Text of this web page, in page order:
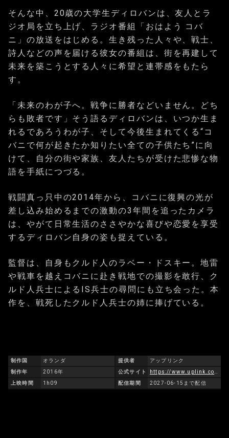
そんな中、20歳の大学生ディロバンは、友人とラ
ジオ局を立ち上げ、ラジオ番組「おはよう コバ
ニ」の放送をはじめる。生き残った人々や、戦士、
詩人などの声を届ける彼女の番組は、街を再建して
未来を築こうとする人々に希望と連帯感をもたら
す。
「未来のわが子へ。戦争に勝者などいません。どち
らも敗者です」そう語るディロバンは、いつか生ま
れるであろうわが子、そして今後生まれてくる“コ
バニで何が起きたか知りたい全ての子供たち”に向
けて、自分の街や家族、友人たちが受けた悲惨な物
語を手紙につづる。
戦闘真っ只中の2014年から、コバニに復興の光が
差し込み始めるまでの激動の3年間を追ったカメラ
は、やがて日常生活のささやかな喜びや恋愛を享受
するディロバン自身の姿も捉えている。
監督は、自身もクルド人のラベー・ドスキー。地雷
や戦車を越えコバニに赴き戦地での撮影を敢行、ク
ルド人兵士によるIS兵士の尋問にも立ち会った。本
作を、戦死したクルド人兵士の姉に捧げている。
制作国
オランダ
制作年
2016年
上映時間
1h09
提供者
アップリンク
公式サイト
https://www.uplink.co.jp/kobani/
配信期間
2027-06-15まで配信